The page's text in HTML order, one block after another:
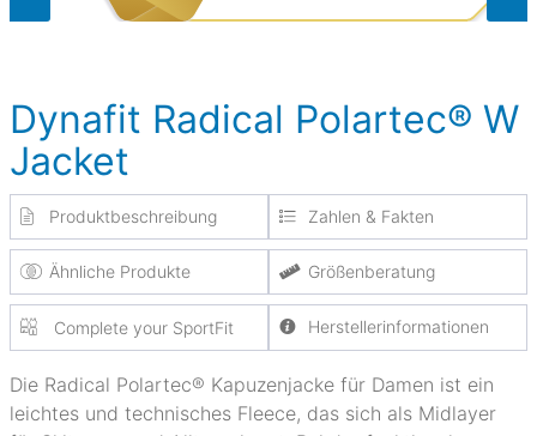
Dynafit Radical Polartec® W
Jacket
Produktbeschreibung Zahlen & Fakten
Ähnliche Produkte Größenberatung
Complete your SportFit Herstellerinformationen
Die Radical Polartec® Kapuzenjacke für Damen ist ein
leichtes und technisches Fleece, das sich als Midlayer